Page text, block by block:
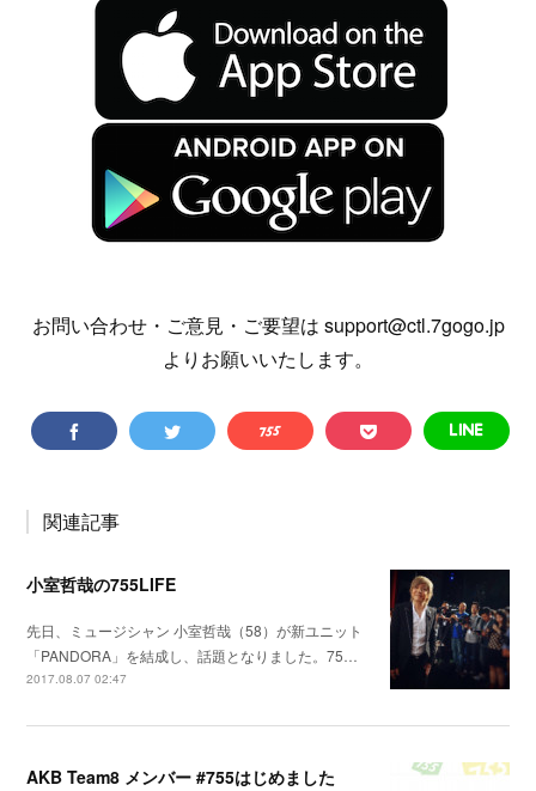
お問い合わせ・ご意見・ご要望は support@ctl.7gogo.jp
よりお願いいたします。
関連記事
小室哲哉の755LIFE
先日、ミュージシャン 小室哲哉（58）が新ユニット
「PANDORA」を結成し、話題となりました。75…
2017.08.07 02:47
AKB Team8 メンバー #755はじめました